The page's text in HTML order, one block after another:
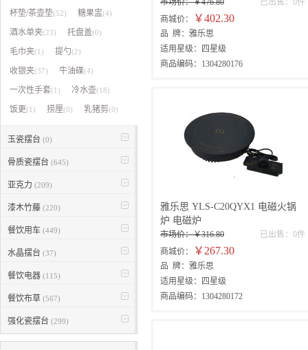
已出售：0件
市场价：￥476.80
商城价：
￥402.30
品 牌：雅乐思
适用星级：四星级
商品编码：1304280176
雅乐思 YLS-C20QYX1 电磁火锅
炉 电磁炉
已出售：0件
市场价：￥316.80
商城价：
￥267.30
品 牌：雅乐思
适用星级：四星级
商品编码：1304280172
杯垫/茶壶垫(52) 糖果盅(4)
酒水单夹(23) 托盘盖(0)
毛巾夹(1) 提勺(2)
收银夹(37) 牛油碟(4)
一次性手套(1) 冷水壶(18)
饭更(1) 捞厘(0) 乳猪剪(0)
玉瓷摆台 (0)
骨质瓷摆台 (645)
亚克力 (209)
漆木竹藤 (220)
餐饮用车 (449)
水晶摆台 (37)
餐饮电器 (115)
餐饮布草 (567)
强化瓷摆台 (299)